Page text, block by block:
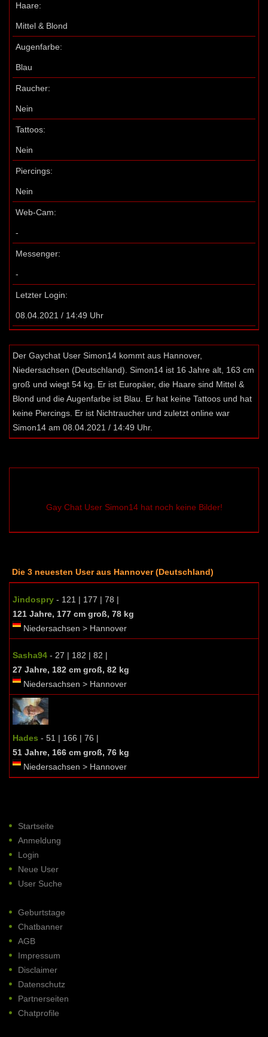
Haare:
Mittel & Blond
Augenfarbe:
Blau
Raucher:
Nein
Tattoos:
Nein
Piercings:
Nein
Web-Cam:
-
Messenger:
-
Letzter Login:
08.04.2021 / 14:49 Uhr
Der Gaychat User Simon14 kommt aus Hannover,
Niedersachsen (Deutschland). Simon14 ist 16 Jahre alt, 163 cm
groß und wiegt 54 kg. Er ist Europäer, die Haare sind Mittel &
Blond und die Augenfarbe ist Blau. Er hat keine Tattoos und hat
keine Piercings. Er ist Nichtraucher und zuletzt online war
Simon14 am 08.04.2021 / 14:49 Uhr.
Gay Chat User Simon14 hat noch keine Bilder!
Die 3 neuesten User aus Hannover (Deutschland)
Jindospry - 121 | 177 | 78 |
121 Jahre, 177 cm groß, 78 kg
Niedersachsen > Hannover
Sasha94 - 27 | 182 | 82 |
27 Jahre, 182 cm groß, 82 kg
Niedersachsen > Hannover
Hades - 51 | 166 | 76 |
51 Jahre, 166 cm groß, 76 kg
Niedersachsen > Hannover
Startseite
Anmeldung
Login
Neue User
User Suche
Geburtstage
Chatbanner
AGB
Impressum
Disclaimer
Datenschutz
Partnerseiten
Chatprofile